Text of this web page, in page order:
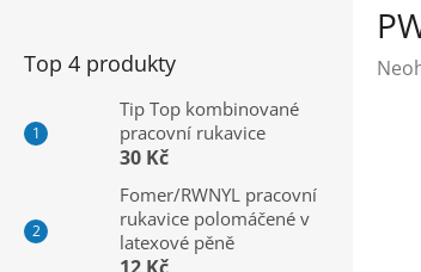
Top 4 produkty
Tip Top kombinované
pracovní rukavice
30 Kč
Fomer/RWNYL pracovní
rukavice polomáčené v
latexové pěně